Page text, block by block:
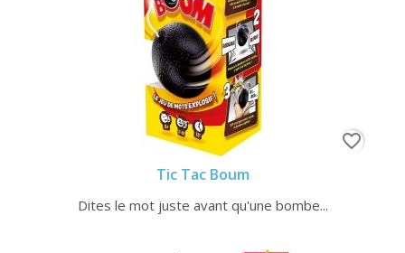
Tic Tac Boum
Dites le mot juste avant qu'une bombe...
favorite_border